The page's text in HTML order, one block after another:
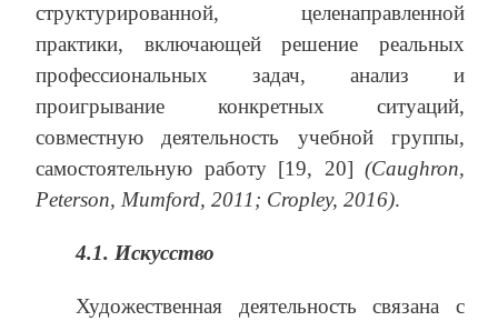
структурированной, целенаправленной
практики, включающей решение реальных
профессиональных задач, анализ и
проигрывание конкретных ситуаций,
совместную деятельность учебной группы,
самостоятельную работу [19, 20] (Caughron,
Peterson, Mumford, 2011; Cropley, 2016).
4.1. Искусство
Художественная деятельность связана с